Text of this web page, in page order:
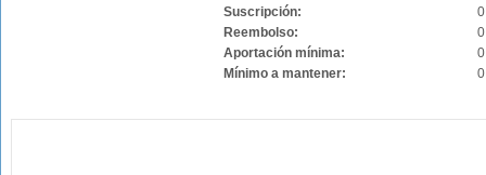
Suscripción:
Reembolso:
Aportación mínima:
Mínimo a mantener: